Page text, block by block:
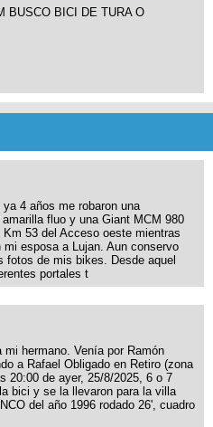
BUSCO BICI DE TURA O
4 años me robaron una
fluo y una Giant MCM 980
Km 53 del Acceso oeste mientras
mi esposa a Lujan. Aun conservo
fotos de mis bikes. Desde aquel
portales t
mi hermano. Venía por Ramón
a Rafael Obligado en Retiro (zona
20:00 de ayer, 25/8/2025, 6 o 7
bici y se la llevaron para la villa
del año 1996 rodado 26', cuadro